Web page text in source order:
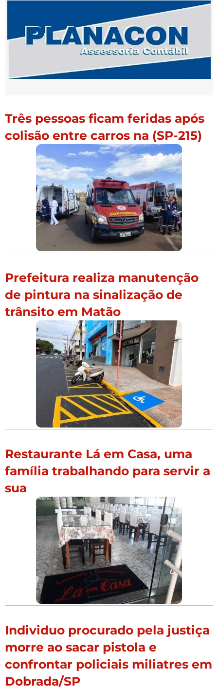
Três pessoas ficam feridas após
colisão entre carros na (SP-215)
Prefeitura realiza manutenção
de pintura na sinalização de
trânsito em Matão
Restaurante Lá em Casa, uma
família trabalhando para servir a
sua
Individuo procurado pela justiça
morre ao sacar pistola e
confrontar policiais miliatres em
Dobrada/SP